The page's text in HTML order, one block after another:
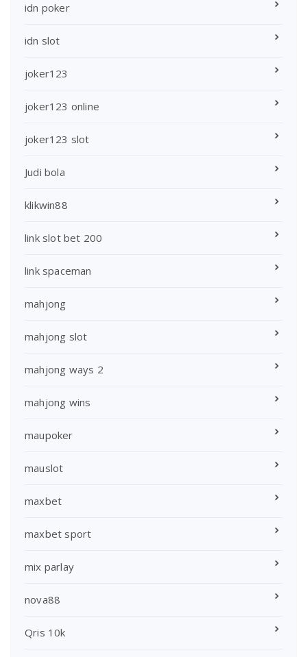
idn poker
idn slot
joker123
joker123 online
joker123 slot
Judi bola
klikwin88
link slot bet 200
link spaceman
mahjong
mahjong slot
mahjong ways 2
mahjong wins
maupoker
mauslot
maxbet
maxbet sport
mix parlay
nova88
Qris 10k